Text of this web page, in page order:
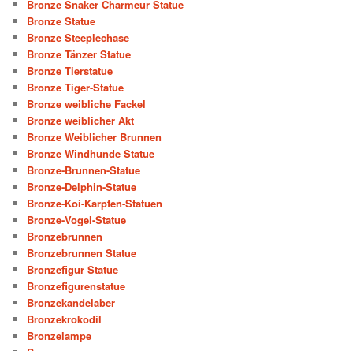
Bronze Snaker Charmeur Statue
Bronze Statue
Bronze Steeplechase
Bronze Tänzer Statue
Bronze Tierstatue
Bronze Tiger-Statue
Bronze weibliche Fackel
Bronze weiblicher Akt
Bronze Weiblicher Brunnen
Bronze Windhunde Statue
Bronze-Brunnen-Statue
Bronze-Delphin-Statue
Bronze-Koi-Karpfen-Statuen
Bronze-Vogel-Statue
Bronzebrunnen
Bronzebrunnen Statue
Bronzefigur Statue
Bronzefigurenstatue
Bronzekandelaber
Bronzekrokodil
Bronzelampe